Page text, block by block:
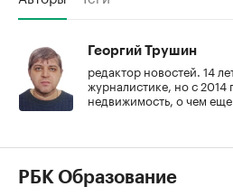
Георгий Трушин
редактор новостей. 14
журналистике, но с 2014
недвижимость, о чем
РБК Образование